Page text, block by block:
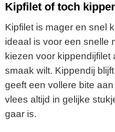
Kipfilet of toch
Kipfilet is mager en snel
ideaal is voor een snelle
kiezen voor kippendijfilet
smaak wilt. Kippendij
geeft een vollere bite
vlees altijd in gelijke
gaar is.